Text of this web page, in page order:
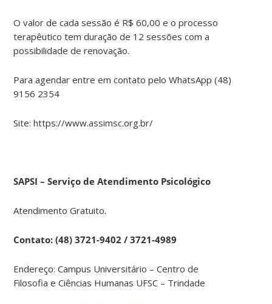
O valor de cada sessão é R$ 60,00 e o processo
terapêutico tem duração de 12 sessões com a
possibilidade de renovação.
Para agendar entre em contato pelo WhatsApp (48)
9156 2354
Site: https://www.assimsc.org.br/
SAPSI – Serviço de Atendimento Psicológico
Atendimento Gratuito.
Contato: (48) 3721-9402 / 3721-4989
Endereço: Campus Universitário – Centro de
Filosofia e Ciências Humanas UFSC – Trindade